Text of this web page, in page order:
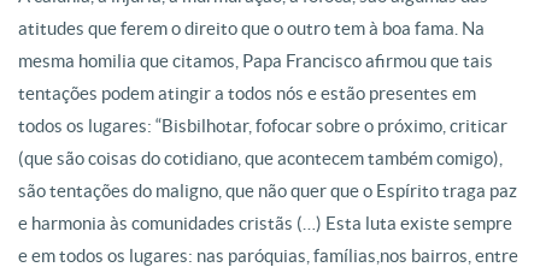
atitudes que ferem o direito que o outro tem à boa fama. Na
mesma homilia que citamos, Papa Francisco afirmou que tais
tentações podem atingir a todos nós e estão presentes em
todos os lugares: “Bisbilhotar, fofocar sobre o próximo, criticar
(que são coisas do cotidiano, que acontecem também comigo),
são tentações do maligno, que não quer que o Espírito traga paz
e harmonia às comunidades cristãs (…) Esta luta existe sempre
e em todos os lugares: nas paróquias, famílias,nos bairros, entre